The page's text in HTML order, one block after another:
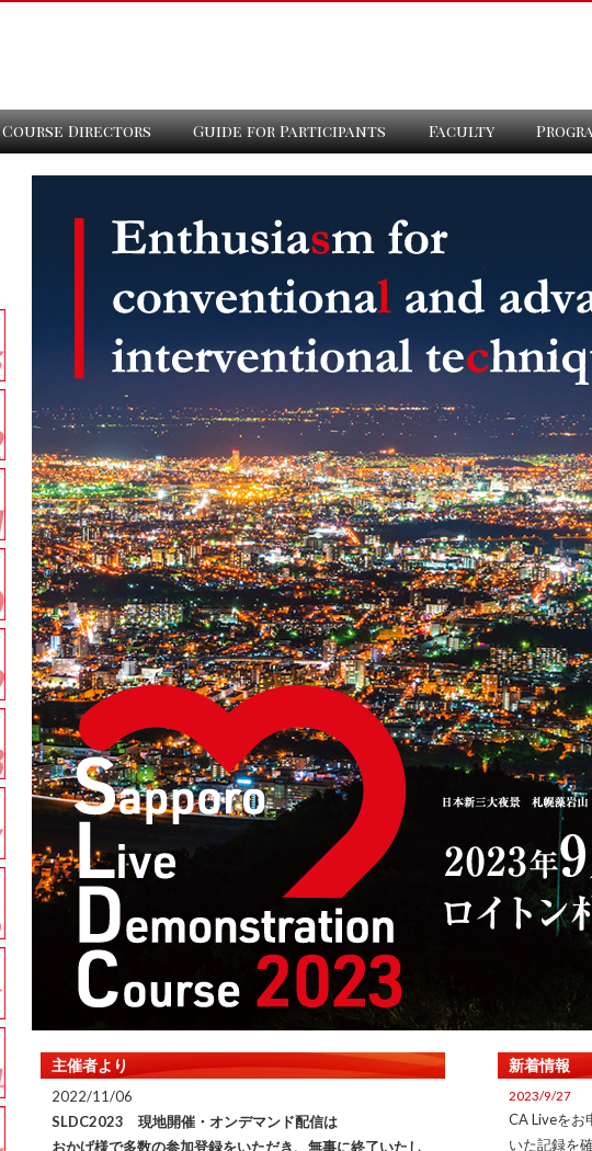
Course Directors Guide for Participants Faculty
主催者より
2022/11/06
SLDC2023 現地開催・オンデマンド配信は
おかげ様で多数の参加登録をいただき、無事に終了いたし
新着情報
2023/9/27
CA Liveをお
いた記録を